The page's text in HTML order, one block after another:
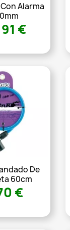
Alarma
€
De
60cm
€